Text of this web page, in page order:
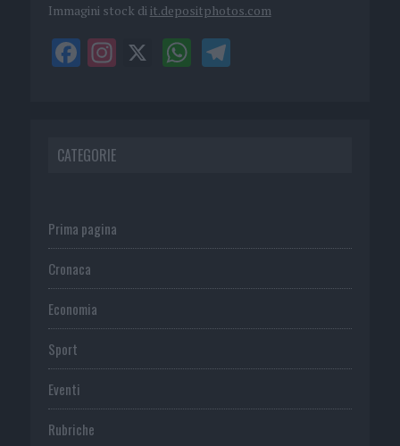
Immagini stock di it.depositphotos.com
CATEGORIE
Prima pagina
Cronaca
Economia
Sport
Eventi
Rubriche